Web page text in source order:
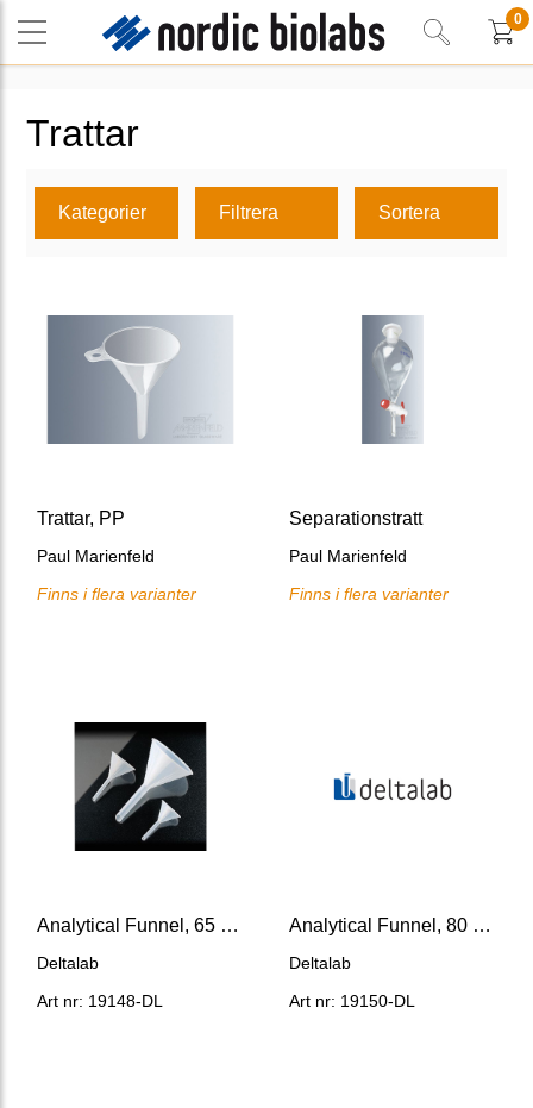
0
Trattar
Kategorier Filtrera Sortera
Trattar, PP
Paul Marienfeld
Finns i flera varianter
Separationstratt
Paul Marienfeld
Finns i flera varianter
Analytical Funnel, 65 mm Stem 9 mm diameter
Deltalab
Art nr: 19148-DL
Analytical Funnel, 80 mm Stem 10 mm diameter
Deltalab
Art nr: 19150-DL